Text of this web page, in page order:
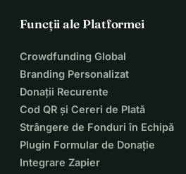
Funcții ale Platformei
Crowdfunding Global
Branding Personalizat
Donații Recurente
Cod QR și Cereri de Plată
Strângere de Fonduri în Echipă
Plugin Formular de Donație
Integrare Zapier